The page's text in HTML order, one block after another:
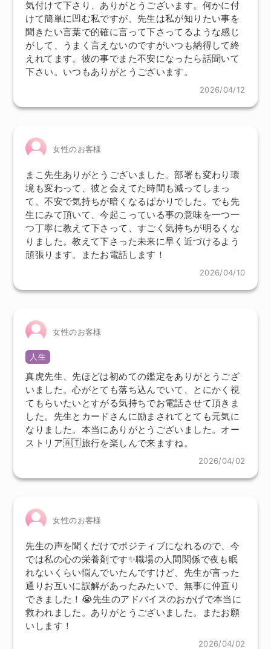
気付けて下さり、ありがとうございます。何かに付
けて簡単に凹む私ですが、先生は私が知りたい事を
聞きたい言葉で的確に言って下さってるような感じ
がして、うまく言えないのですがいつも納得して終
えれてます。彼の事でまた不安になったら話聞いて
下さい。いつもありがとうございます。
2026/04/12
女性のお客様
まこ先生ありがとうございました。部署も変わり環
境も変わって、彼と会えてた時間も減ってしまっ
て、不安で気持ちが暗くなるばかりでした。でも先
生にみて頂いて、今起こっている事の意味を一つ一
つ丁寧に教えて下さって、すごく気持ちが明るくな
りました。教えて下さった未来に早く近づけるよう
頑張ります。またお電話します！
2026/04/10
女性のお客様
人生
真虎先生、先ほどは初めての鑑定をありがとうござ
いました。心がとても落ち込んでいて、とにかく視
てもらいたいとすがる気持ちでお電話させて頂きま
した。先生とカードさんに励まされてとても元気に
なりました。本当にありがとうございました。オー
ストリア🇦🇹旅行を楽しんで来ますね。
2026/04/02
女性のお客様
先生の声を聞くだけでポジティブになれるので、今
では私の心の栄養剤です✨職場の人間関係で夜も眠
れないくらい悩んでいたんですけど、先生が言った
通りお互いに誤解があったみたいで、無事に仲直り
できました！😭先生のアドバイスのおかげで本当に
救われました。ありがとうございました。またお願
いします！
2026/04/02